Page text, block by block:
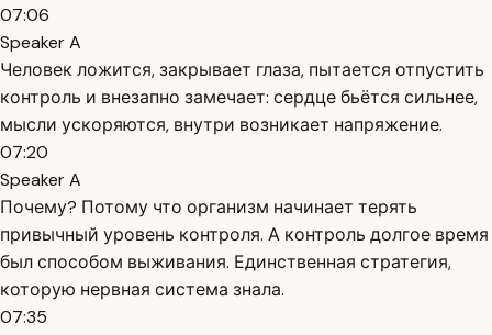
07:06
Speaker A
Человек ложится, закрывает глаза, пытается отпустить
контроль и внезапно замечает: сердце бьётся сильнее,
мысли ускоряются, внутри возникает напряжение.
07:20
Speaker A
Почему? Потому что организм начинает терять
привычный уровень контроля. А контроль долгое время
был способом выживания. Единственная стратегия,
которую нервная система знала.
07:35